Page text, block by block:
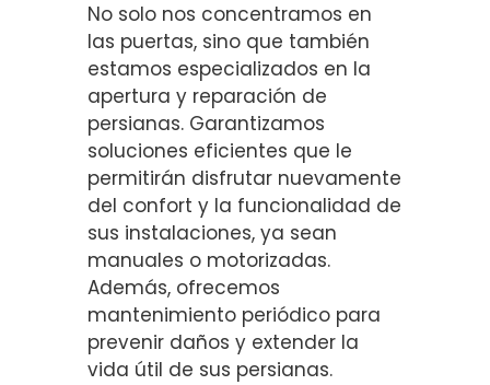
No solo nos concentramos en
las puertas, sino que también
estamos especializados en la
apertura y reparación de
persianas. Garantizamos
soluciones eficientes que le
permitirán disfrutar nuevamente
del confort y la funcionalidad de
sus instalaciones, ya sean
manuales o motorizadas.
Además, ofrecemos
mantenimiento periódico para
prevenir daños y extender la
vida útil de sus persianas.